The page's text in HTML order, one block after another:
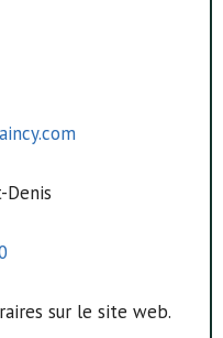
Denis
sur le site web.